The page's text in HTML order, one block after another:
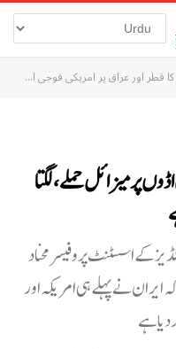
عراق پر امریکی فوجی اڈوں پر میزائل حملے، لگتا ہے یہ واشنگٹن کیلئے علامتی جواب ہے
پر میزائل حملے، لگتا
کے اسسٹنٹ پروفیسر محناد
ایران نے پہلے ہی امریکہ اور
ہے